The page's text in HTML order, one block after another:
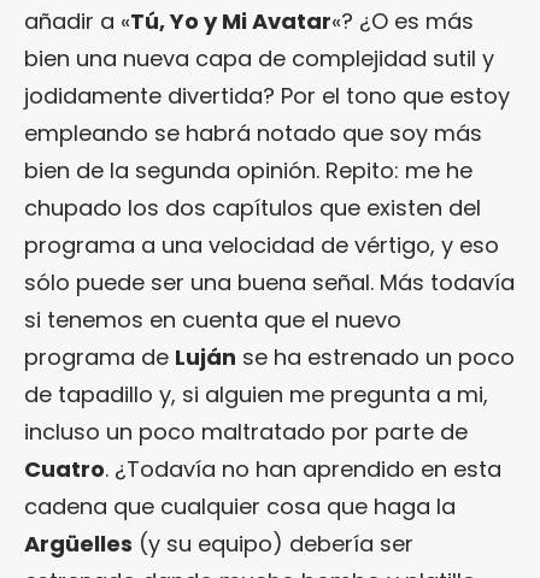
añadir a «Tú, Yo y Mi Avatar«? ¿O es más
bien una nueva capa de complejidad sutil y
jodidamente divertida? Por el tono que estoy
empleando se habrá notado que soy más
bien de la segunda opinión. Repito: me he
chupado los dos capítulos que existen del
programa a una velocidad de vértigo, y eso
sólo puede ser una buena señal. Más todavía
si tenemos en cuenta que el nuevo
programa de Luján se ha estrenado un poco
de tapadillo y, si alguien me pregunta a mi,
incluso un poco maltratado por parte de
Cuatro. ¿Todavía no han aprendido en esta
cadena que cualquier cosa que haga la
Argüelles (y su equipo) debería ser